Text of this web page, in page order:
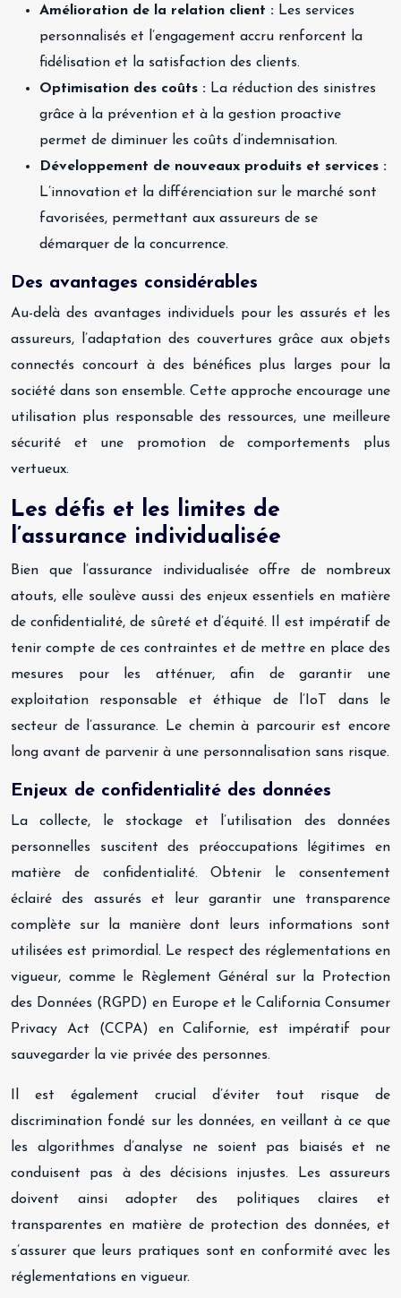
Amélioration de la relation client : Les services
personnalisés et l’engagement accru renforcent la
fidélisation et la satisfaction des clients.
Optimisation des coûts : La réduction des sinistres
grâce à la prévention et à la gestion proactive
permet de diminuer les coûts d’indemnisation.
Développement de nouveaux produits et services :
L’innovation et la différenciation sur le marché sont
favorisées, permettant aux assureurs de se
démarquer de la concurrence.
Des avantages considérables
Au-delà des avantages individuels pour les assurés et les
assureurs, l’adaptation des couvertures grâce aux objets
connectés concourt à des bénéfices plus larges pour la
société dans son ensemble. Cette approche encourage une
utilisation plus responsable des ressources, une meilleure
sécurité et une promotion de comportements plus
vertueux.
Les défis et les limites de
l’assurance individualisée
Bien que l’assurance individualisée offre de nombreux
atouts, elle soulève aussi des enjeux essentiels en matière
de confidentialité, de sûreté et d’équité. Il est impératif de
tenir compte de ces contraintes et de mettre en place des
mesures pour les atténuer, afin de garantir une
exploitation responsable et éthique de l’IoT dans le
secteur de l’assurance. Le chemin à parcourir est encore
long avant de parvenir à une personnalisation sans risque.
Enjeux de confidentialité des données
La collecte, le stockage et l’utilisation des données
personnelles suscitent des préoccupations légitimes en
matière de confidentialité. Obtenir le consentement
éclairé des assurés et leur garantir une transparence
complète sur la manière dont leurs informations sont
utilisées est primordial. Le respect des réglementations en
vigueur, comme le Règlement Général sur la Protection
des Données (RGPD) en Europe et le California Consumer
Privacy Act (CCPA) en Californie, est impératif pour
sauvegarder la vie privée des personnes.
Il est également crucial d’éviter tout risque de
discrimination fondé sur les données, en veillant à ce que
les algorithmes d’analyse ne soient pas biaisés et ne
conduisent pas à des décisions injustes. Les assureurs
doivent ainsi adopter des politiques claires et
transparentes en matière de protection des données, et
s’assurer que leurs pratiques sont en conformité avec les
réglementations en vigueur.